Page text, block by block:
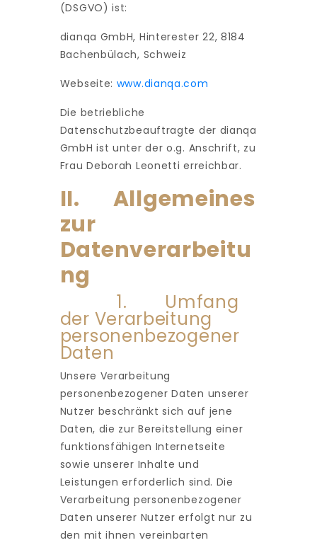
(DSGVO) ist:
dianqa GmbH, Hinterester 22, 8184
Bachenbülach, Schweiz
Webseite: www.dianqa.com
Die betriebliche
Datenschutzbeauftragte der dianqa
GmbH ist unter der o.g. Anschrift, zu
Frau Deborah Leonetti erreichbar.
II. Allgemeines
zur
Datenverarbeitu
ng
1. Umfang
der Verarbeitung
personenbezogener
Daten
Unsere Verarbeitung
personenbezogener Daten unserer
Nutzer beschränkt sich auf jene
Daten, die zur Bereitstellung einer
funktionsfähigen Internetseite
sowie unserer Inhalte und
Leistungen erforderlich sind. Die
Verarbeitung personenbezogener
Daten unserer Nutzer erfolgt nur zu
den mit ihnen vereinbarten